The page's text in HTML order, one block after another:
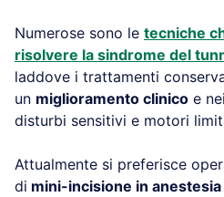
Numerose sono le tecniche
risolvere la sindrome del
laddove i trattamenti
un miglioramento clinico e
disturbi sensitivi e motori
Attualmente si preferisce
di mini-incisione in anestesia